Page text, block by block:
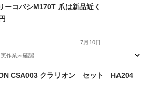
駅 その他
ーコバシM170T 爪は新品近く
7月10日
作業未確認
新品
CSA003 クラリオン セット HA204